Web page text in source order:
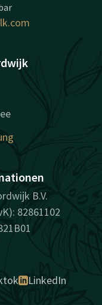
B.V.
82861102
LinkedIn